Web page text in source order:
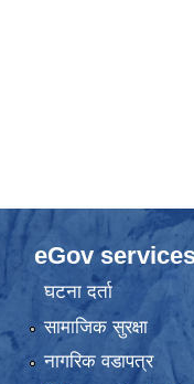
eGov
घटना दर्ता
सामाजिक सुरक्षा
नागरिक वडापत्र